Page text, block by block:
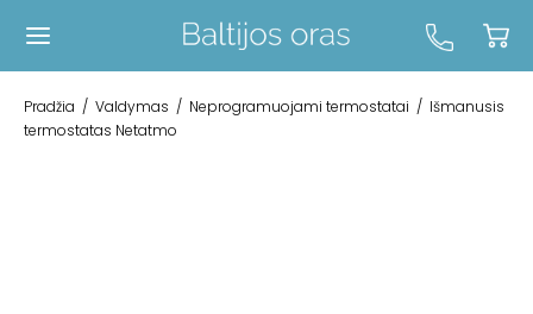
Pradžia / Valdymas / Neprogramuojami termostatai / Išmanusis
termostatas Netatmo